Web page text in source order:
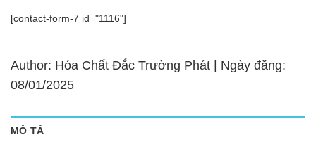
[contact-form-7 id="1116"]
Author: Hóa Chất Đắc Trường Phát | Ngày đăng:
08/01/2025
MÔ TẢ